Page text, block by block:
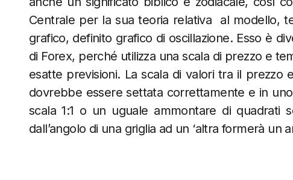
Centrale per la sua teoria relativa al modello,
grafico, definito grafico di oscillazione. Esso è
di Forex, perché utilizza una scala di prezzo e
esatte previsioni. La scala di valori tra il
dovrebbe essere settata correttamente e in
scala 1:1 o un uguale ammontare di quadrati
dall’angolo di una griglia ad un ‘altra formerà un